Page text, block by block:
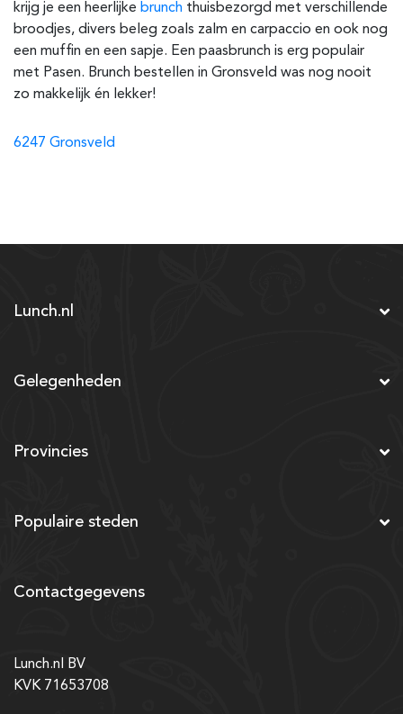
krijg je een heerlijke brunch thuisbezorgd met verschillende
broodjes, divers beleg zoals zalm en carpaccio en ook nog
een muffin en een sapje. Een paasbrunch is erg populair
met Pasen. Brunch bestellen in Gronsveld was nog nooit
zo makkelijk én lekker!
6247 Gronsveld
Lunch.nl
Gelegenheden
Provincies
Populaire steden
Contactgegevens
Lunch.nl BV
KVK 71653708